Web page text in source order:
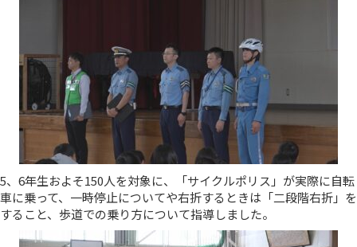
5、6年生およそ150人を対象に、「サイクルポリス」が実際に自転
車に乗って、一時停止についてや右折するときは「二段階右折」を
すること、歩道での乗り方について指導しました。